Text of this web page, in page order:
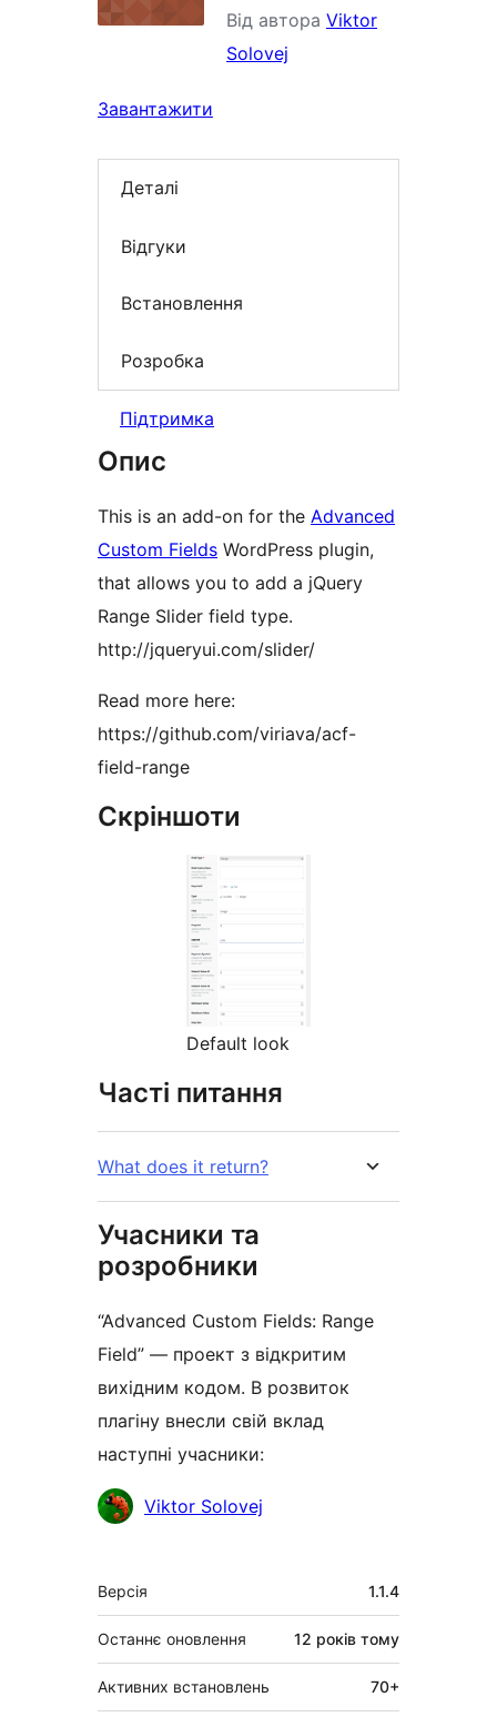
Від автора Viktor
Solovej
Завантажити
Деталі
Відгуки
Встановлення
Розробка
Підтримка
Опис
This is an add-on for the Advanced
Custom Fields WordPress plugin,
that allows you to add a jQuery
Range Slider field type.
http://jqueryui.com/slider/
Read more here:
https://github.com/viriava/acf-
field-range
Скріншоти
Default look
Часті питання
What does it return?
Учасники та
розробники
“Advanced Custom Fields: Range
Field” — проект з відкритим
вихідним кодом. В розвиток
плагіну внесли свій вклад
наступні учасники:
УчасникиViktor Solovej
Мета
Версія 1.1.4
Останнє оновлення 12 років тому
Активних встановлень 70+